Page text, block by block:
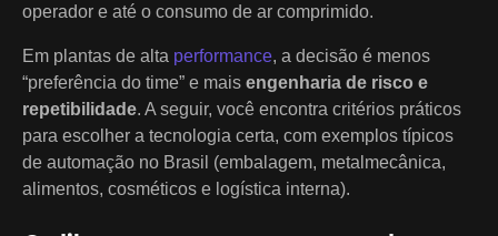
operador e até o consumo de ar comprimido.
Em plantas de alta performance, a decisão é menos
“preferência do time” e mais engenharia de risco e
repetibilidade. A seguir, você encontra critérios práticos
para escolher a tecnologia certa, com exemplos típicos
de automação no Brasil (embalagem, metalmecânica,
alimentos, cosméticos e logística interna).